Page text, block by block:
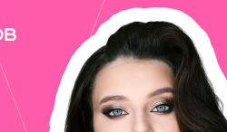
и фиксируются на